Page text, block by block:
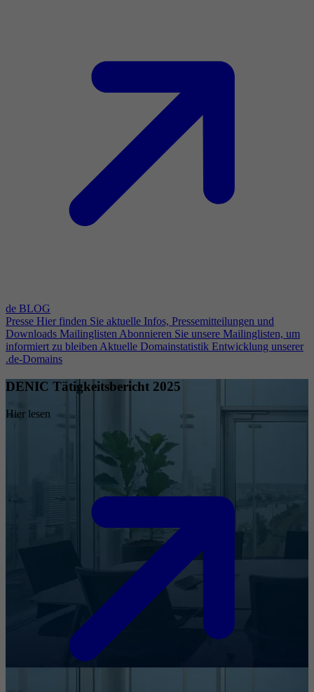
de BLOG
Presse Hier finden Sie aktuelle Infos, Pressemitteilungen und
Downloads Mailinglisten Abonnieren Sie unsere Mailinglisten, um
informiert zu bleiben Aktuelle Domainstatistik Entwicklung unserer
.de-Domains
DENIC Tätigkeitsbericht 2025
Hier lesen